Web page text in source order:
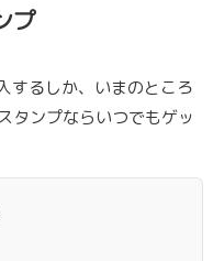
プ
するしか、いまのところ
タンプならいつでもゲッ